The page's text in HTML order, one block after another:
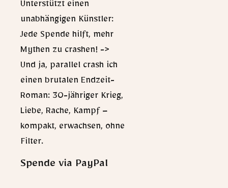
Unterstützt einen
unabhängigen Künstler:
Jede Spende hilft, mehr
Mythen zu crashen! ->
Und ja, parallel crash ich
einen brutalen Endzeit-
Roman: 30-jähriger Krieg,
Liebe, Rache, Kampf –
kompakt, erwachsen, ohne
Filter.
Spende via PayPal